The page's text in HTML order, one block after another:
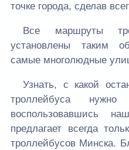
точке города, сделав
Все маршруты
установлены таким
самые многолюдные
Узнать, с какой
троллейбуса
воспользовавшись
предлагает всегда
троллейбусов Минска.